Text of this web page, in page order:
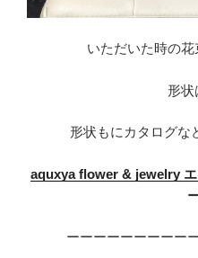
いただいた時の花
形状
形状もにカタログな
aquxya flower & jewelry
ーーーーーーーーー